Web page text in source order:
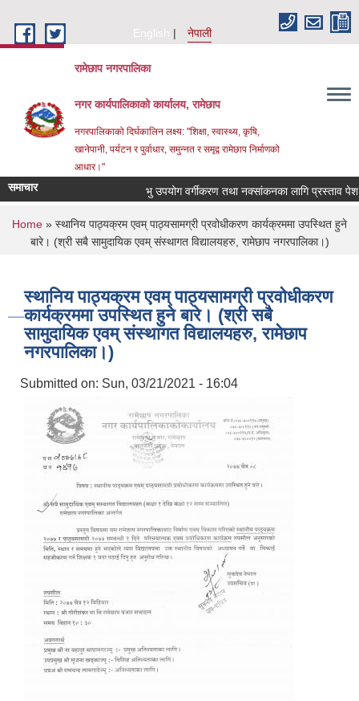
English
नेपाली
रामेछाप नगरपालिका
नगर कार्यपालिकाको कार्यालय, रामेछाप
नगरपालिकाको दिर्घकालिन लक्ष्य: "शिक्षा, स्वास्थ्य, कृषि,
खानेपानी, पर्यटन र पुर्वाधार, समुन्नत र समृद्व रामेछाप निर्माणको
आधार।"
समाचार भु उपयोग वर्गीकरण तथा नक्सांकनका लागि प्रस्ताव पेश गर्ने
You are here
Home » स्थानिय पाठ्यक्रम एवम् पाठ्यसामग्री प्रवोधीकरण कार्यक्रममा उपस्थित हुने
बारे। (श्री सबै सामुदायिक एवम् संस्थागत विद्यालयहरु, रामेछाप नगरपालिका।)
स्थानिय पाठ्यक्रम एवम् पाठ्यसामग्री प्रवोधीकरण
कार्यक्रममा उपस्थित हुने बारे। (श्री सबै
सामुदायिक एवम् संस्थागत विद्यालयहरु, रामेछाप
नगरपालिका।)
Submitted on: Sun, 03/21/2021 - 16:04